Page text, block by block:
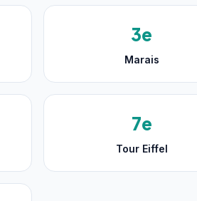
3e
Marais
7e
Tour Eiffel